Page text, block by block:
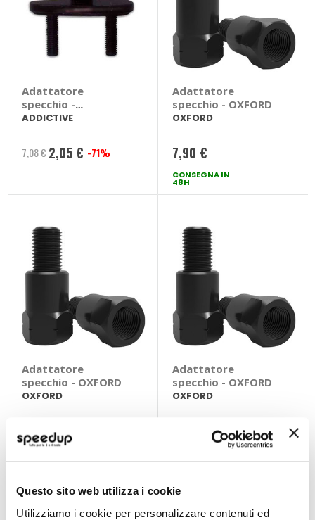
Questo sito web utilizza i cookie
Utilizziamo i cookie per personalizzare contenuti ed
Adattatore
specchio -
ADDICTIVE
ADDICTIVE
7,08 € Prezzo
2,05 € -71%
Adattatore
specchio - OXFORD
OXFORD
7,90 €
CONSEGNA IN
48H
Adattatore
specchio - OXFORD
OXFORD
7,90 €
48H
Adattatore
specchio - OXFORD
OXFORD
48H
Quasi esaurito